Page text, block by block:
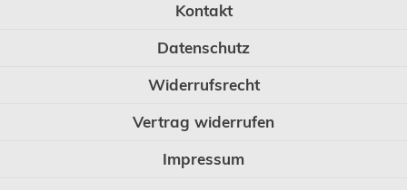
Kontakt
Datenschutz
Widerrufsrecht
Vertrag widerrufen
Impressum